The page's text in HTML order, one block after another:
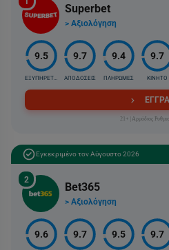
Superbet
> Αξιολόγηση
9.5
ΕΞΥΠΗΡΕΤΗΣΗ
9.7
ΑΠΟΔΟΣΕΙΣ
9.4
ΠΛΗΡΩΜΕΣ
9.7
ΚΙΝΗΤΟ
21+ |Αρμόδιος
Εγκεκριμένο τον Αύγουστο 2026
2
Bet365
> Αξιολόγηση
9.6 9.7 9.5 9.7